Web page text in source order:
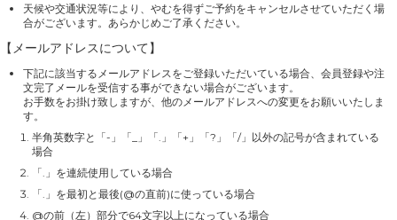
天候や交通状況等により、やむを得ずご予約をキャンセルさせていただく場
合がございます。あらかじめご了承ください。
【メールアドレスについて】
下記に該当するメールアドレスをご登録いただいている場合、会員登録や注
文完了メールを受信する事ができない場合がございます。
お手数をお掛け致しますが、他のメールアドレスへの変更をお願いいたしま
す。
半角英数字と「-」「_」「.」「+」「?」「/」以外の記号が含まれている
場合
「.」を連続使用している場合
「.」を最初と最後(@の直前)に使っている場合
@の前（左）部分で64文字以上になっている場合